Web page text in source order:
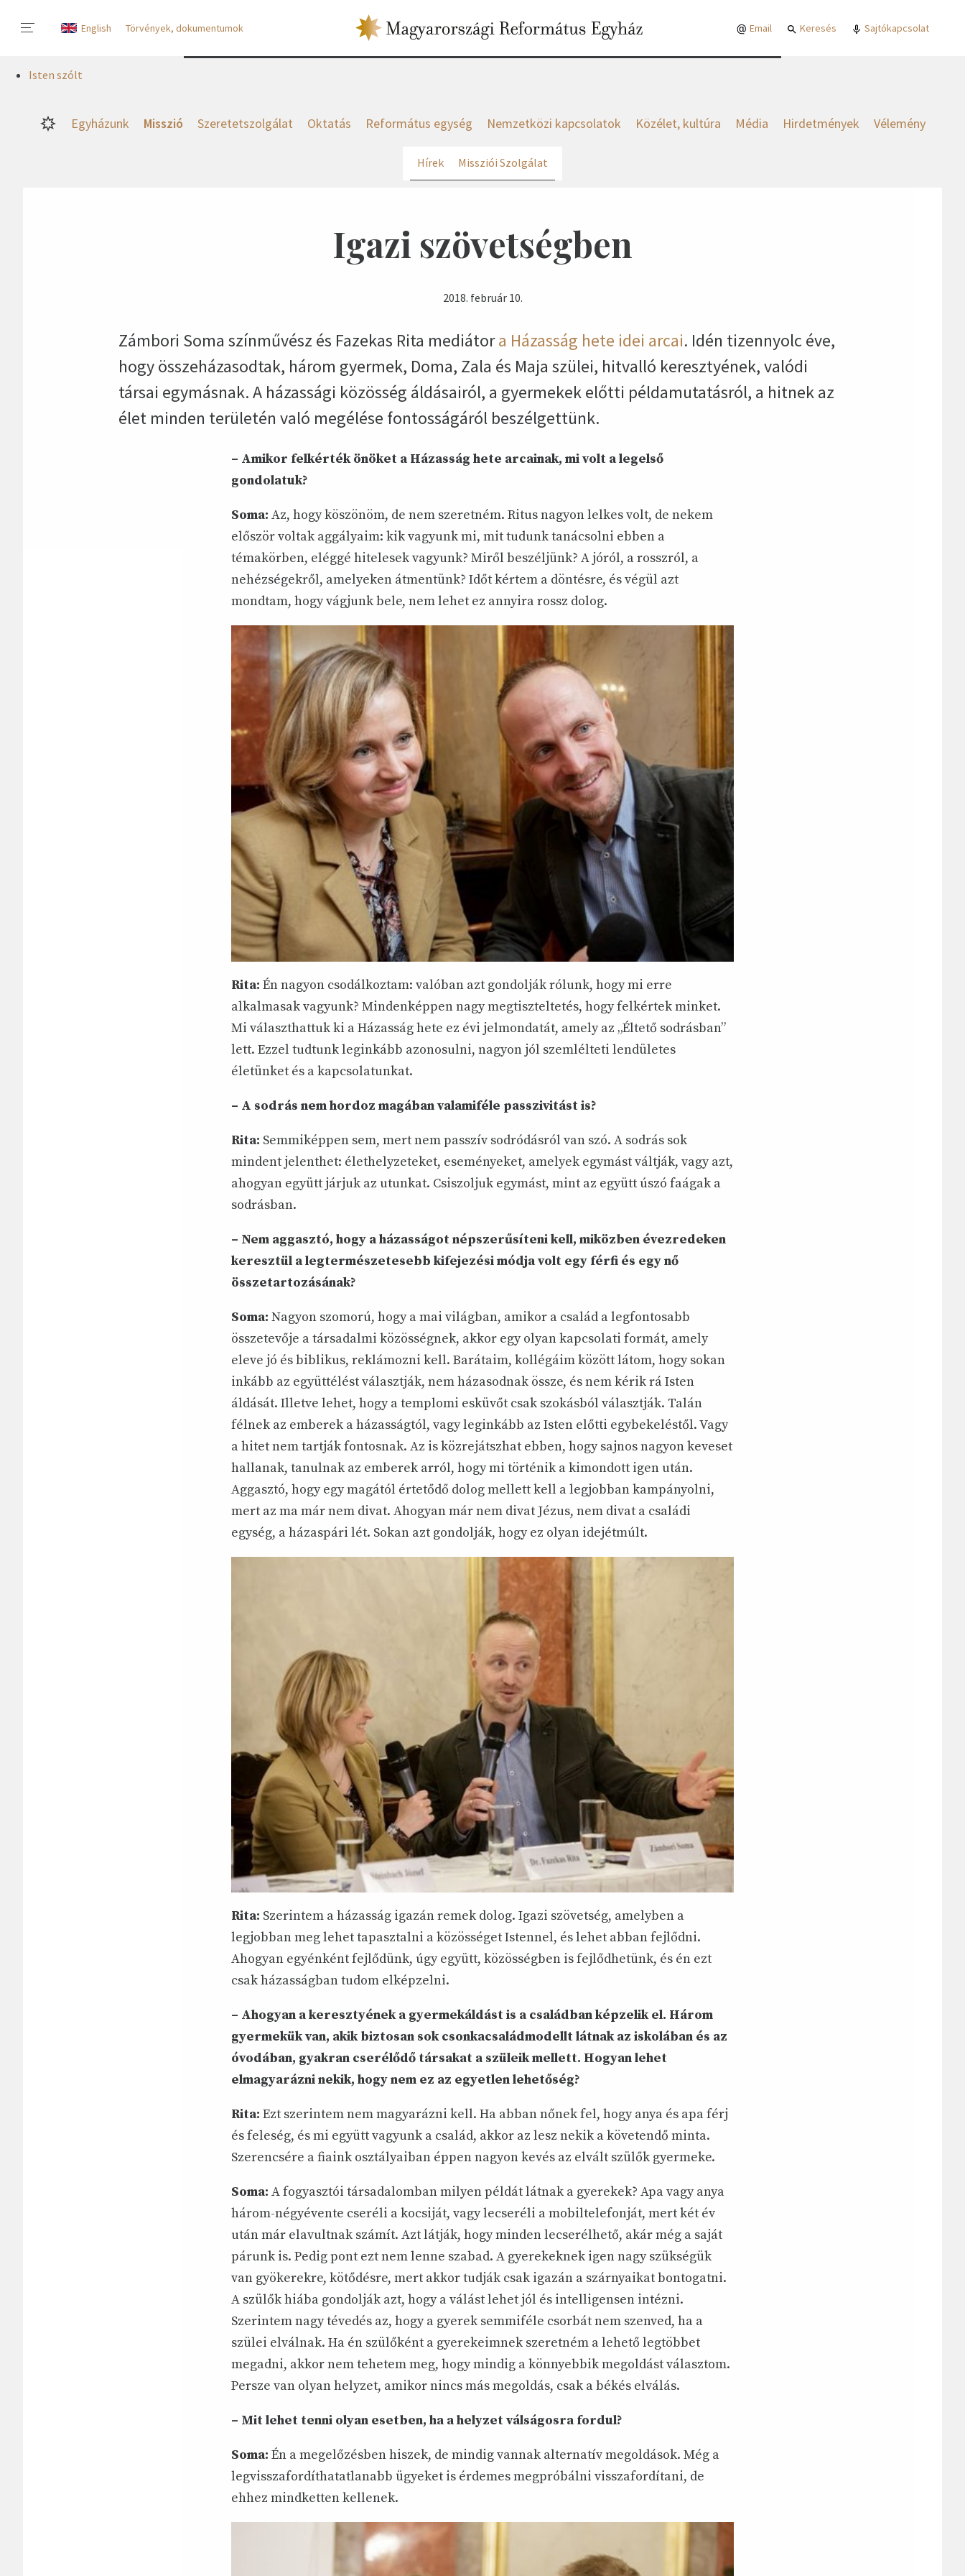
English Törvények, dokumentumok Email Keresés Sajtókapcsolat
Isten szólt
Egyházunk Misszió Szeretetszolgálat Oktatás Református egység Nemzetközi kapcsolatok Közélet, kultúra Média Hirdetmények Vélemény
Hírek Missziói Szolgálat
Igazi szövetségben
2018. február 10.
Zámbori Soma színművész és Fazekas Rita mediátora Házasság hete idei arcai. Idén tizennyolc éve,
hogy összeházasodtak, három gyermek, Doma, Zala és Maja szülei, hitvalló keresztyének, valódi
társai egymásnak. A házassági közösség áldásairól, a gyermekek előtti példamutatásról, a hitnek az
élet minden területén való megélése fontosságáról beszélgettünk.
– Amikor felkérték önöket a Házasság hete arcainak, mi volt a legelső
gondolatuk?
Soma: Az, hogy köszönöm, de nem szeretném. Ritus nagyon lelkes volt, de nekem
először voltak aggályaim: kik vagyunk mi, mit tudunk tanácsolni ebben a
témakörben, elég­gé hitelesek vagyunk? Miről beszéljünk? A jóról, a rosszról, a
nehézségekről, amelyeken átmentünk? Időt kértem a döntésre, és végül azt
mondtam, hogy vágjunk bele, nem lehet ez annyira rossz dolog.
Rita: Én nagyon csodálkoztam: valóban azt gondolják rólunk, hogy mi erre
alkalmasak vagyunk? Mindenképpen nagy megtiszteltetés, hogy felkértek minket.
Mi választhattuk ki a Házasság hete ez évi jelmondatát, amely az „Éltető sodrásban”
lett. Ezzel tudtunk leginkább azonosulni, nagyon jól szemlélteti lendületes
életünket és a kapcsolatunkat.
– A sodrás nem hordoz magában valamiféle passzivitást is?
Rita: Semmiképpen sem, mert nem passzív sodródásról van szó. A sodrás sok
mindent jelenthet: élethelyzeteket, eseményeket, amelyek egymást váltják, vagy azt,
ahogyan együtt járjuk az utunkat. Csiszoljuk egymást, mint az együtt úszó fa­ágak a
sodrásban.
– Nem aggasztó, hogy a házassá­got népszerűsíteni kell, miközben év­ezredeken
keresztül a legtermészetesebb kifejezési módja volt egy férfi és egy nő
összetartozásának?
Soma: Nagyon szomorú, hogy a mai világban, amikor a család a legfontosabb
összetevője a társadalmi közösségnek, akkor egy olyan kapcsolati formát, amely
eleve jó és biblikus, reklámozni kell. Barátaim, kollégáim között látom, hogy sokan
inkább az együttélést választják, nem házasodnak össze, és nem kérik rá Isten
áldását. Illetve lehet, hogy a templomi esküvőt csak szokásból választják. Talán
félnek az emberek a házasságtól, vagy leginkább az Isten előtti egybekeléstől. Vagy
a hitet nem tartják fontosnak. Az is közrejátszhat ebben, hogy sajnos nagyon keveset
hallanak, tanulnak az emberek arról, hogy mi történik a kimondott igen után.
Aggasztó, hogy egy magától értetődő dolog mellett kell a legjobban kampányolni,
mert az ma már nem divat. Ahogyan már nem divat Jézus, nem divat a családi
egység, a há­zaspári lét. Sokan azt gondolják, hogy ez olyan idejétmúlt.
Rita: Szerintem a házasság igazán remek dolog. Igazi szövetség, amelyben a
legjobban meg lehet tapasztalni a közösséget Istennel, és lehet abban fejlődni.
Ahogyan egyénként fejlődünk, úgy együtt, közösségben is fejlődhetünk, és én ezt
csak házasságban tudom elképzelni.
– Ahogyan a keresztyének a gyermekáldást is a családban képzelik el. Három
gyermekük van, akik biztosan sok csonkacsaládmodellt látnak az iskolában és az
óvodában, gyakran cserélődő társakat a szüleik mellett. Hogyan lehet
elmagyarázni nekik, hogy nem ez az egyetlen lehetőség?
Rita: Ezt szerintem nem magyarázni kell. Ha abban nőnek fel, hogy anya és apa férj
és feleség, és mi együtt vagyunk a család, akkor az lesz nekik a követendő minta.
Szerencsére a fiaink osztályaiban éppen nagyon kevés az elvált szülők gyermeke.
Soma: A fogyasztói társadalomban milyen példát látnak a gyerekek? Apa vagy anya
három-négyévente cseréli a kocsiját, vagy lecseréli a mobiltelefonját, mert két év
után már elavultnak számít. Azt látják, hogy minden lecserélhető, akár még a saját
párunk is. Pedig pont ezt nem lenne szabad. A gyerekeknek igen nagy szükségük
van gyökerekre, kötődésre, mert akkor tudják csak igazán a szárnyaikat bontogatni.
A szülők hiába gondolják azt, hogy a válást lehet jól és intelligensen intézni.
Szerintem nagy tévedés az, hogy a gyerek semmiféle csorbát nem szenved, ha a
szülei elválnak. Ha én szülőként a gyerekeimnek szeretném a lehető legtöbbet
megadni, akkor nem tehetem meg, hogy mindig a könnyebbik megoldást választom.
Persze van olyan helyzet, amikor nincs más megoldás, csak a békés elválás.
– Mit lehet tenni olyan esetben, ha a helyzet válságosra fordul?
Soma: Én a megelőzésben hiszek, de mindig vannak alternatív megoldások. Még a
legvisszafordít­ha­tat­lanabb ügyeket is érdemes meg­próbálni visszafordítani, de
ehhez mindketten kellenek.